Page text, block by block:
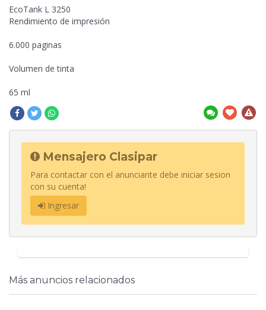
EcoTank L 3250
Rendimiento de impresión
6.000 paginas
Volumen de tinta
65 ml
Mensajero Clasipar
Para contactar con el anunciante debe iniciar sesion
con su cuenta!
Ingresar
Más anuncios relacionados